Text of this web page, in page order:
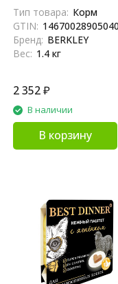
желе - 100 г х 14 шт
Тип товара: Корм
GTIN:
Бренд: BERKLEY
Вес: 1.4 кг
2 352₽
В наличии
В корзину